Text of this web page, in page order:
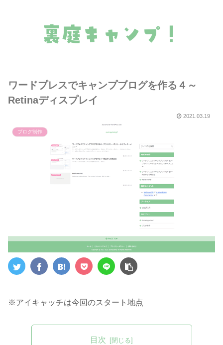
裏庭キャンプ！
ワードプレスでキャンプブログを作る４～
Retinaディスプレイ
2021.03.19
ブログ制作
※アイキャッチは今回のスタート地点
目次